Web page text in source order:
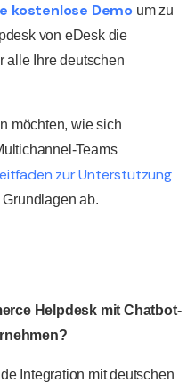
kostenlose Demo um zu
von eDesk die
alle Ihre deutschen
möchten, wie sich
Teams
zur Unterstützung
ab.
Helpdesk mit Chatbot-
Integration mit deutschen